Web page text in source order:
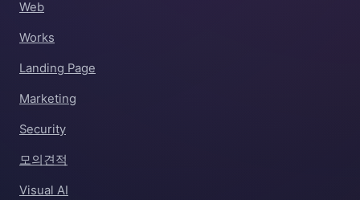
Web
Works
Landing Page
Marketing
Security
모의견적
Visual AI